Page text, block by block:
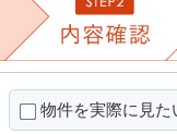
物件を実際に見た